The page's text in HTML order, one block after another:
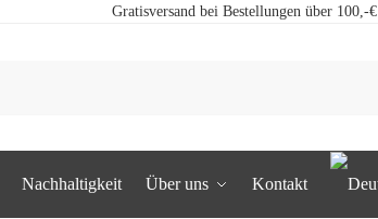
Gratisversand bei Bestellungen über 100,-€
Nachhaltigkeit Über uns Kontakt